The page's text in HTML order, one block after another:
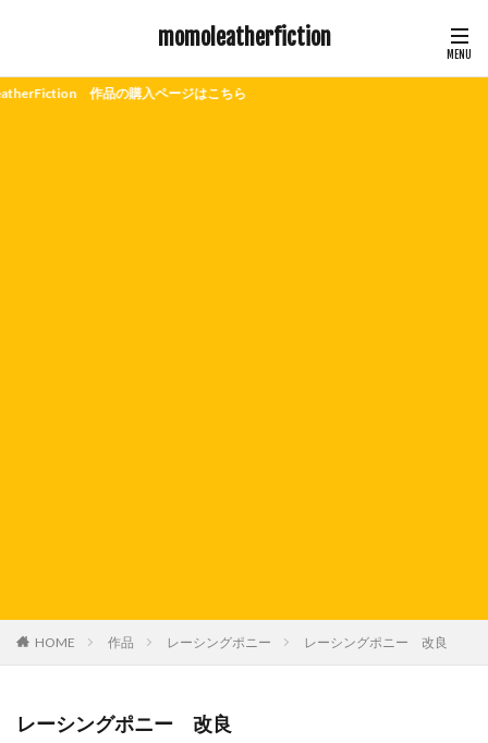
momoleatherfiction
ページはこちら
HOME 作品 レーシングポニー レーシングポニー 改良
レーシングポニー 改良